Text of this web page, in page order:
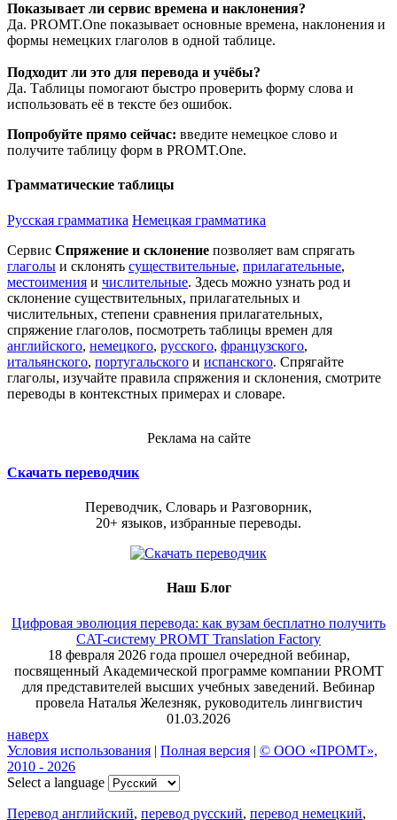
Показывает ли сервис времена и наклонения?
Да. PROMT.One показывает основные времена, наклонения и
формы немецких глаголов в одной таблице.
Подходит ли это для перевода и учёбы?
Да. Таблицы помогают быстро проверить форму слова и
использовать её в тексте без ошибок.
Попробуйте прямо сейчас: введите немецкое слово и
получите таблицу форм в PROMT.One.
Грамматические таблицы
Русская грамматика Немецкая грамматика
Сервис Спряжение и склонение позволяет вам спрягать
глаголы и склонять существительные, прилагательные,
местоимения и числительные. Здесь можно узнать род и
склонение существительных, прилагательных и
числительных, степени сравнения прилагательных,
спряжение глаголов, посмотреть таблицы времен для
английского, немецкого, русского, французского,
итальянского, португальского и испанского. Спрягайте
глаголы, изучайте правила спряжения и склонения, смотрите
переводы в контекстных примерах и словаре.
Реклама на сайте
Скачать переводчик
Переводчик, Словарь и Разговорник,
20+ языков, избранные переводы.
Наш Блог
Цифровая эволюция перевода: как вузам бесплатно получить
CAT-систему PROMT Translation Factory
18 февраля 2026 года прошел очередной вебинар,
посвященный Академической программе компании PROMT
для представителей высших учебных заведений. Вебинар
провела Наталья Железняк, руководитель лингвистич
01.03.2026
наверх
Условия использования | Полная версия | © ООО «ПРОМТ»,
2010 - 2026
Select a language
Перевод английский, перевод русский, перевод немецкий,